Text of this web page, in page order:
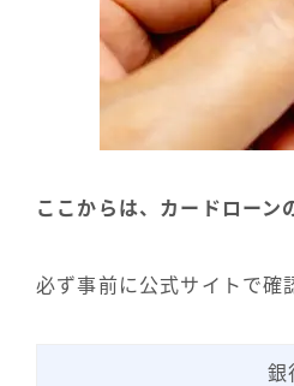
ここからは、カードローン
必ず事前に公式サイトで確
銀